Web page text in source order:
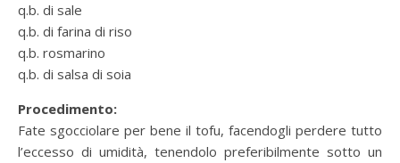
q.b. di sale
q.b. di farina di riso
q.b. rosmarino
q.b. di salsa di soia
Procedimento:
Fate sgocciolare per bene il tofu, facendogli perdere tutto
l’eccesso di umidità, tenendolo preferibilmente sotto un